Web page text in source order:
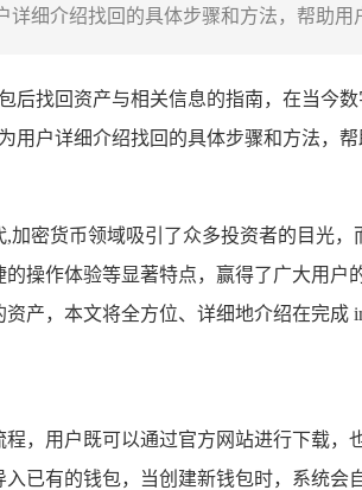
细介绍找回的具体步骤和方法，帮助
后找回资产与相关信息的指南，在当今
用户详细介绍找回的具体步骤和方法，
密货币领域吸引了众多投资者的目光
操作体验等显著特点，赢得了广大用
产，本文将全方位、详细地介绍在完成
，用户既可以通过官方网站进行下载
已有的钱包，当创建新钱包时，系统